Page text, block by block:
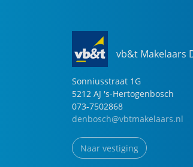
vb&t Makelaars
Sonniusstraat 1G
5212 AJ 's-Hertogenbosch
073-7502868
denbosch@vbtmakelaars.nl
Naar vestiging